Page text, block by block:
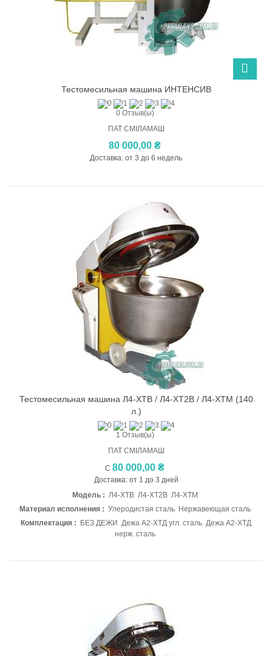
Тестомесильная машина ИНТЕНСИВ
0 Отзыв(ы)
ПАТ СМІЛАМАШ
80 000,00 ₴
Доставка: от 3 до 6 недель
Тестомеcильная машина Л4-ХТВ / Л4-ХТ2В / Л4-ХТМ (140
л.)
1 Отзыв(ы)
ПАТ СМІЛАМАШ
С 80 000,00 ₴
Доставка: от 1 до 3 дней
Модель : Л4-ХТВ Л4-ХТ2В Л4-ХТМ
Материал исполнения : Улеродистая сталь Нержавеющая сталь
Комплектация :
БЕЗ ДЕЖИ Дежа А2-ХТД угл. сталь Дежа А2-ХТД
нерж. сталь